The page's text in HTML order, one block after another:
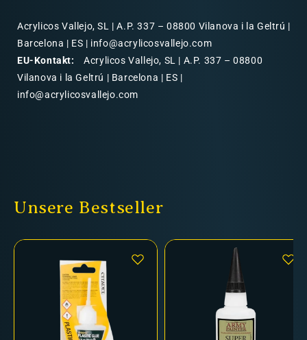
Acrylicos Vallejo, SL | A.P. 337 – 08800 Vilanova i la Geltrú |
Barcelona | ES | info@acrylicosvallejo.com
EU-Kontakt:
Acrylicos Vallejo, SL | A.P. 337 – 08800
Vilanova i la Geltrú | Barcelona | ES |
info@acrylicosvallejo.com
Unsere Bestseller